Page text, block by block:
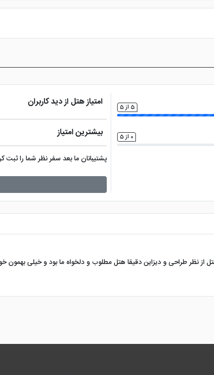
پرداخت در درگاه بانکی، رزرو آنلاین خود را نهایی و واچر هتل را دریافت
5 از 5
0 از 5
امتیاز هتل از دید کاربران
بیشترین امتیاز
پشتیبانان ما بعد سفر نظر شما را
نظر طراحی و دیزاین دقیقا هتل مطلوب و دلخواه ما بود و خیلی